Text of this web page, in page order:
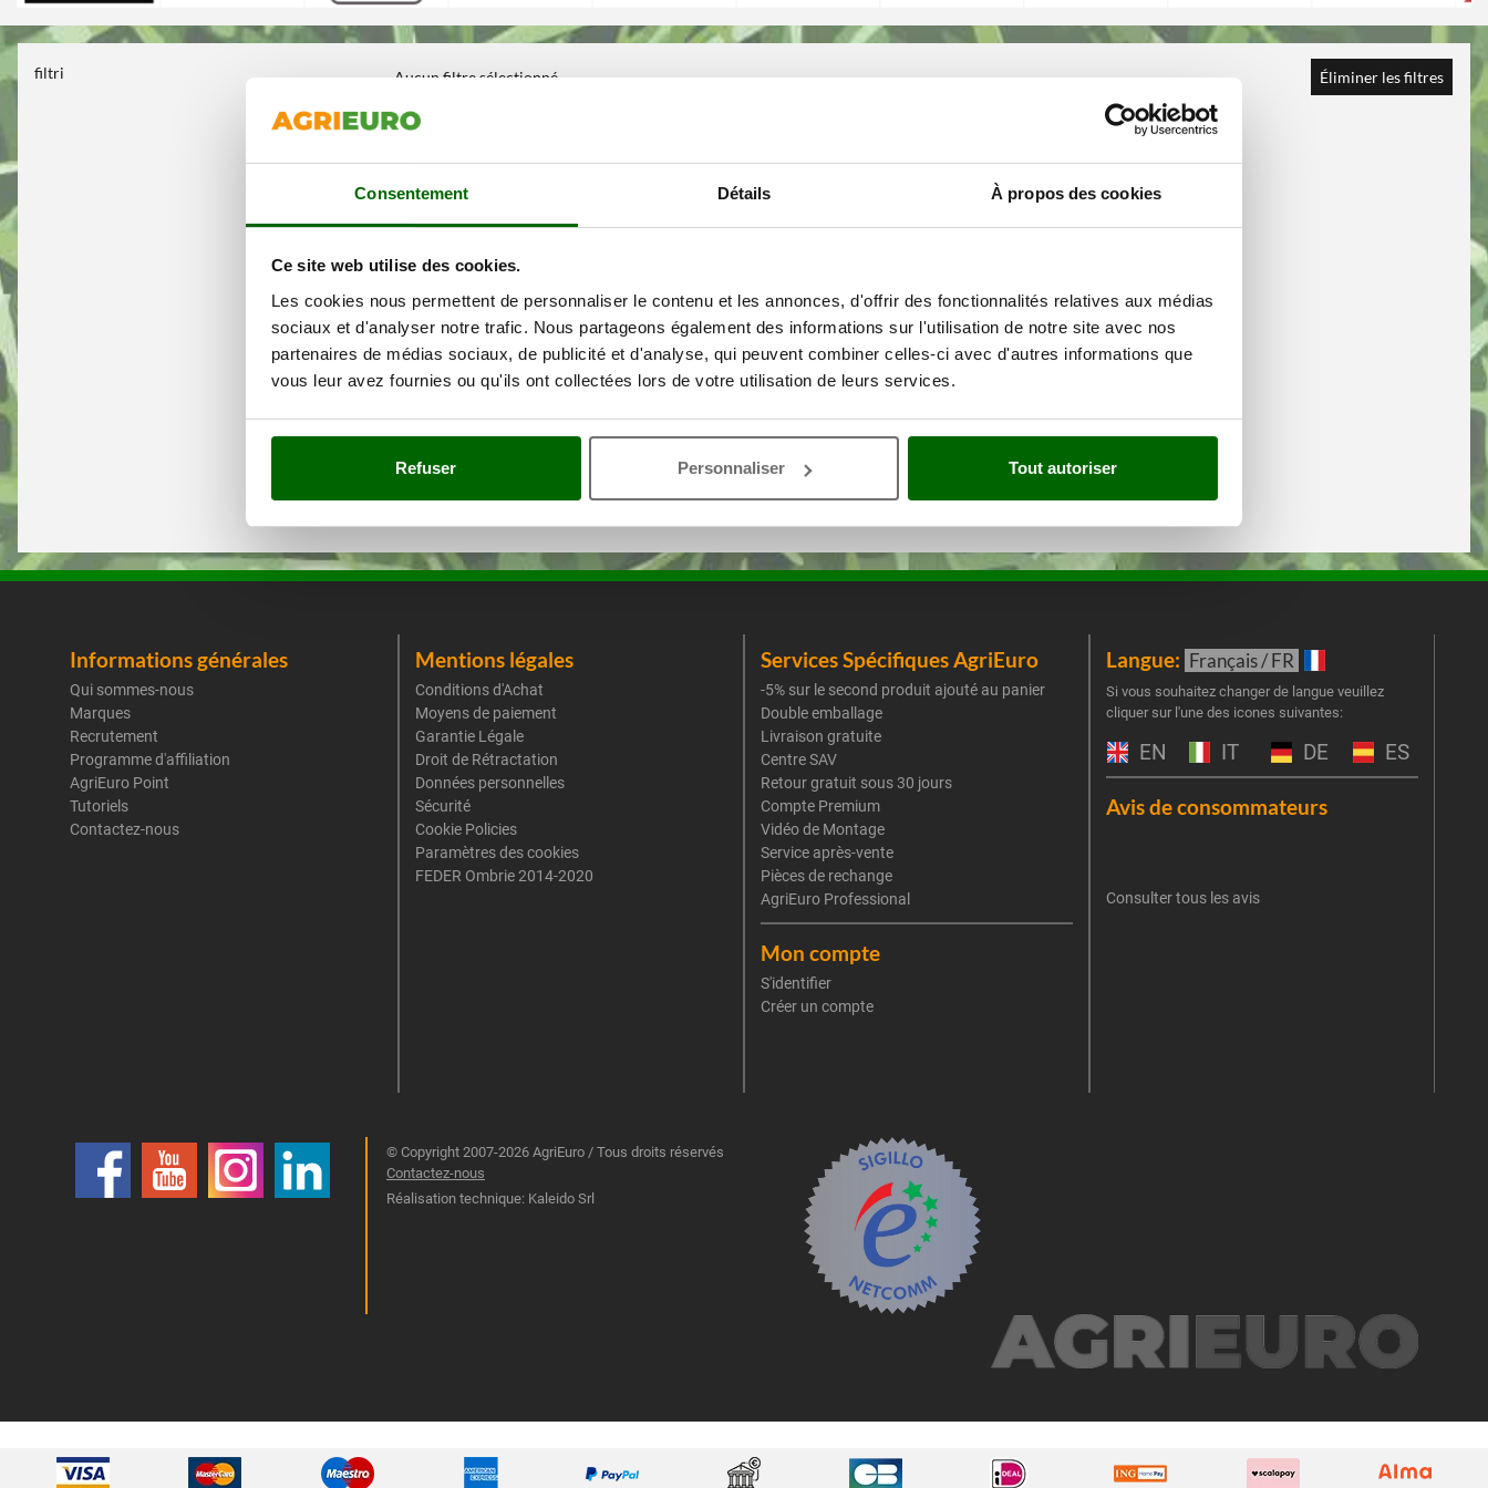
Consentement Détails À propos des cookies
Ce site web utilise des cookies.
Les cookies nous permettent de personnaliser le contenu et les annonces, d'offrir des fonctionnalités relatives aux médias
sociaux et d'analyser notre trafic. Nous partageons également des informations sur l'utilisation de notre site avec nos
partenaires de médias sociaux, de publicité et d'analyse, qui peuvent combiner celles-ci avec d'autres informations que
vous leur avez fournies ou qu'ils ont collectées lors de votre utilisation de leurs services.
Refuser Personnaliser Tout autoriser
filtri Aucun filtre sélectionné Éliminer les filtres
Informations générales
Qui sommes-nous
Marques
Recrutement
Programme d'affiliation
AgriEuro Point
Tutoriels
Contactez-nous
Mentions légales
Conditions d'Achat
Moyens de paiement
Garantie Légale
Droit de Rétractation
Données personnelles
Sécurité
Cookie Policies
Paramètres des cookies
FEDER Ombrie 2014-2020
Services Spécifiques AgriEuro
-5% sur le second produit ajouté au panier
Double emballage
Livraison gratuite
Centre SAV
Retour gratuit sous 30 jours
Compte Premium
Vidéo de Montage
Service après-vente
Pièces de rechange
AgriEuro Professional
Mon compte
S'identifier
Créer un compte
Langue: Français / FR
Si vous souhaitez changer de langue veuillez
cliquer sur l'une des icones suivantes:
EN IT DE ES
Avis de consommateurs
Consulter tous les avis
© Copyright 2007-2026 AgriEuro / Tous droits réservés
Contactez-nous
Réalisation technique: Kaleido Srl